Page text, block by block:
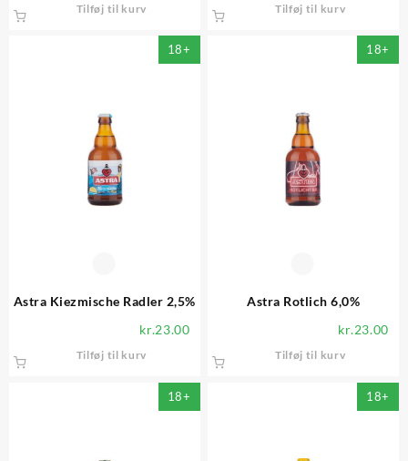
Tilføj til kurv Tilføj til kurv
18+
Astra Kiezmische Radler 2,5%
kr.23.00
Tilføj til kurv
18+
Astra Rotlich 6,0%
kr.23.00
Tilføj til kurv
18+ 18+